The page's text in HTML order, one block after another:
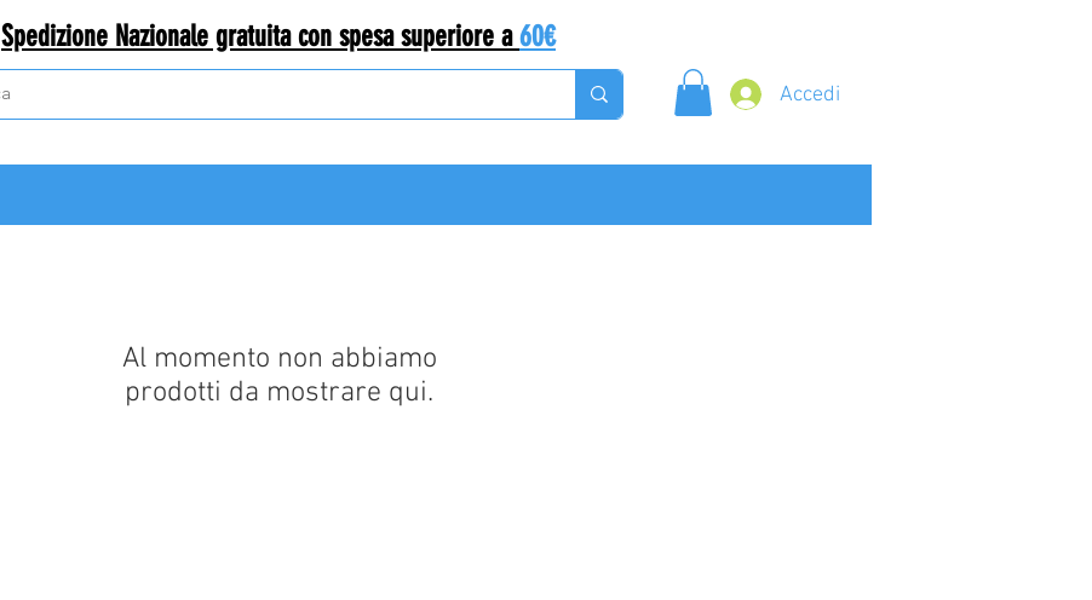
Spedizione Nazionale gratuita con spesa superiore a 60€
Accedi
Al momento non abbiamo
prodotti da mostrare qui.